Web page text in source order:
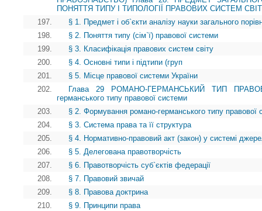
ПОНЯТТЯ ТИПУ І ТИПОЛОГІЇ ПРАВОВИХ СИСТЕМ
197.
§ 1. Предмет і об`єкти аналізу науки загального
198.
§ 2. Поняття типу (сім`ї) правової системи
199.
§ 3. Класифікація правових систем світу
200.
§ 4. Основні типи і підтипи (груп
201.
§ 5. Місце правової системи України
202.
Глава 29 РОМАНО-ГЕРМАНСЬКИЙ ТИП
германського типу правової системи
203.
§ 2. Формування романо-германського типу правової
204.
§ 3. Система права та її структура
205.
§ 4. Нормативно-правовий акт (закон) у системі
206.
§ 5. Делегована правотворчість
207.
§ 6. Правотворчість суб`єктів федерації
208.
§ 7. Правовий звичай
209.
§ 8. Правова доктрина
210.
§ 9. Принципи права